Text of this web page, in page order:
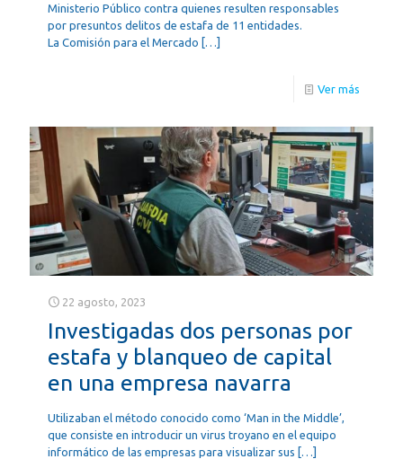
Ministerio Público contra quienes resulten responsables
por presuntos delitos de estafa de 11 entidades.
La Comisión para el Mercado […]
Ver más
22 agosto, 2023
Investigadas dos personas por
estafa y blanqueo de capital
en una empresa navarra
Utilizaban el método conocido como ‘Man in the Middle’,
que consiste en introducir un virus troyano en el equipo
informático de las empresas para visualizar sus […]